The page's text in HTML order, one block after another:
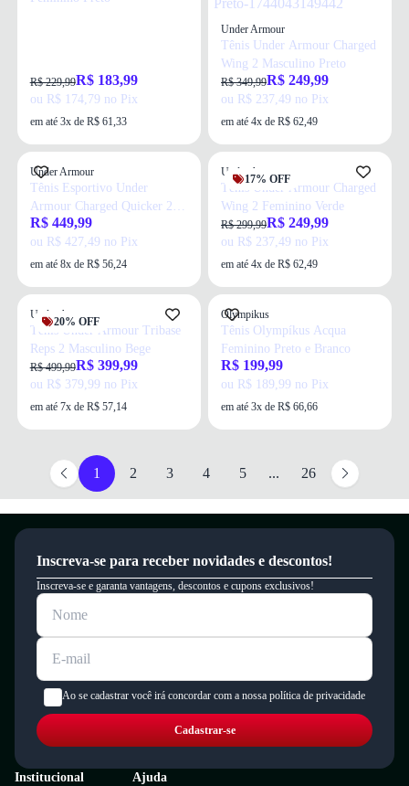
R$ 229,99R$ 183,99
ou R$ 174,79 no Pix
em até 3x de R$ 61,33
Under Armour
Tênis Under Armour Charged
Wing 2 Masculino Preto
R$ 349,99R$ 249,99
ou R$ 237,49 no Pix
em até 4x de R$ 62,49
Under Armour
Tênis Esportivo Under
Armour Charged Quicker 2
Masculino Preto
R$ 449,99
ou R$ 427,49 no Pix
em até 8x de R$ 56,24
17% OFF
Under Armour
Tênis Under Armour Charged
Wing 2 Feminino Verde
R$ 299,99R$ 249,99
ou R$ 237,49 no Pix
em até 4x de R$ 62,49
20% OFF
Under Armour
Tênis Under Armour Tribase
Reps 2 Masculino Bege
R$ 499,99R$ 399,99
ou R$ 379,99 no Pix
em até 7x de R$ 57,14
Olympikus
Tênis Olympíkus Acqua
Feminino Preto e Branco
R$ 199,99
ou R$ 189,99 no Pix
em até 3x de R$ 66,66
1 2 3 4 5 ... 26
Inscreva-se para receber novidades e descontos!
Inscreva-se e garanta vantagens, descontos e cupons exclusivos!
Ao se cadastrar você irá concordar com a nossa política de privacidade
Cadastrar-se
Institucional
Ajuda